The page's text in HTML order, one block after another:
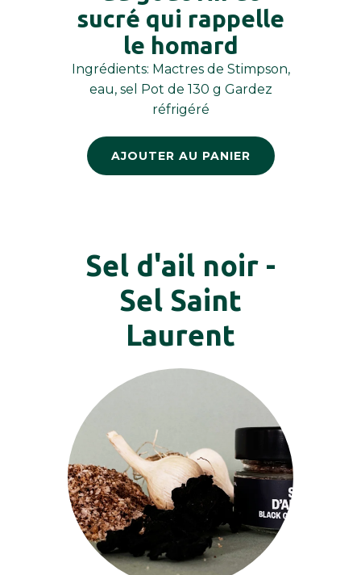
sucré qui rappelle
le homard
Ingrédients: Mactres de Stimpson,
eau, sel Pot de 130 g Gardez
réfrigéré
AJOUTER AU PANIER
Sel d'ail noir -
Sel Saint
Laurent